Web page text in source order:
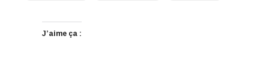
J’aime ça :